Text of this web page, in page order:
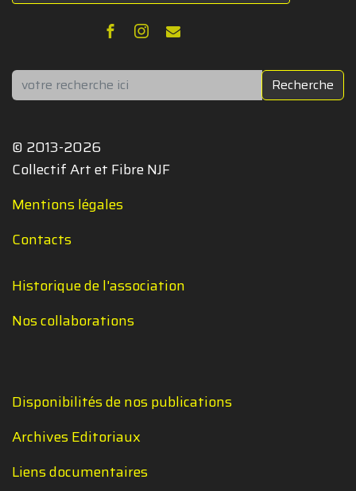
Rechercher Recherche
© 2013-2026
Collectif Art et Fibre NJF
Mentions légales
Contacts
Historique de l'association
Nos collaborations
Disponibilités de nos publications
Archives Editoriaux
Liens documentaires